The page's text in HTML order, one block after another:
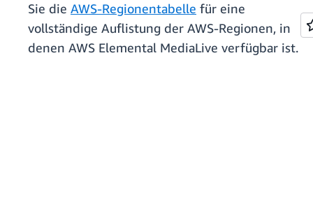
Sie die AWS-Regionentabelle für eine
vollständige Auflistung der AWS-Regionen, in
denen AWS Elemental MediaLive verfügbar ist.